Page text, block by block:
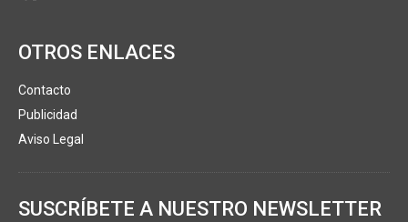
OTROS ENLACES
Contacto
Publicidad
Aviso Legal
SUSCRÍBETE A NUESTRO NEWSLETTER